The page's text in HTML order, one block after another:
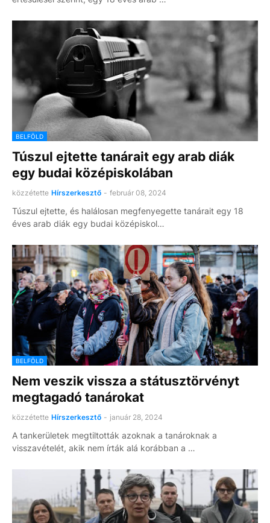
BELFÖLD
Túszul ejtette tanárait egy arab diák
egy budai középiskolában
közzétette Hírszerkesztő - február 08, 2024
Túszul ejtette, és halálosan megfenyegette tanárait egy 18
éves arab diák egy budai középiskol…
BELFÖLD
Nem veszik vissza a státusztörvényt
megtagadó tanárokat
közzétette Hírszerkesztő - január 28, 2024
A tankerületek megtiltották azoknak a tanároknak a
visszavételét, akik nem írták alá korábban a …